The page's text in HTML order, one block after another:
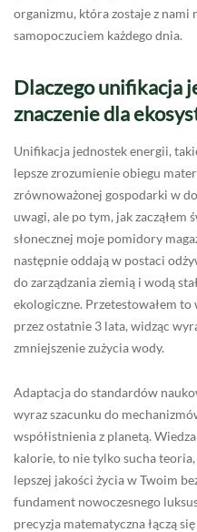
organizmu, która zostaje z
samopoczuciem każdego dnia.
Dlaczego unifikacja
znaczenie dla
Unifikacja jednostek energii,
lepsze zrozumienie obiegu
zrównoważonej gospodarki w
uwagi, ale po tym, jak
słonecznej moje pomidory
następnie oddają w postaci
do zarządzania ziemią i wodą
ekologiczne. Przetestowałem
przez ostatnie 3 lata, widząc
zmniejszenie zużycia wody.
Adaptacja do standardów
wyraz szacunku do
współistnienia z planetą.
kalorie, to nie tylko sucha
lepszej jakości życia w Twoim
fundament nowoczesnego
precyzja matematyczna łączą